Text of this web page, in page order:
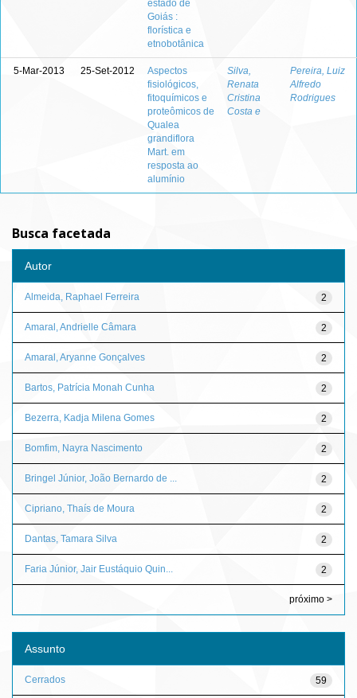
estado de
Goiás :
florística e
etnobotânica
5-Mar-2013 25-Set-2012
Aspectos
fisiológicos,
fitoquímicos e
proteômicos de
Qualea
grandiflora
Mart. em
resposta ao
alumínio
Silva,
Renata
Cristina
Costa e
Pereira, Luiz
Alfredo
Rodrigues
Busca facetada
Autor
2
Almeida, Raphael Ferreira
2
Amaral, Andrielle Câmara
2
Amaral, Aryanne Gonçalves
2
Bartos, Patrícia Monah Cunha
2
Bezerra, Kadja Milena Gomes
2
Bomfim, Nayra Nascimento
2
Bringel Júnior, João Bernardo de ...
2
Cipriano, Thaís de Moura
2
Dantas, Tamara Silva
2
Faria Júnior, Jair Eustáquio Quin...
próximo >
Assunto
59
Cerrados